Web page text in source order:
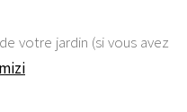
votre jardin (si vous avez